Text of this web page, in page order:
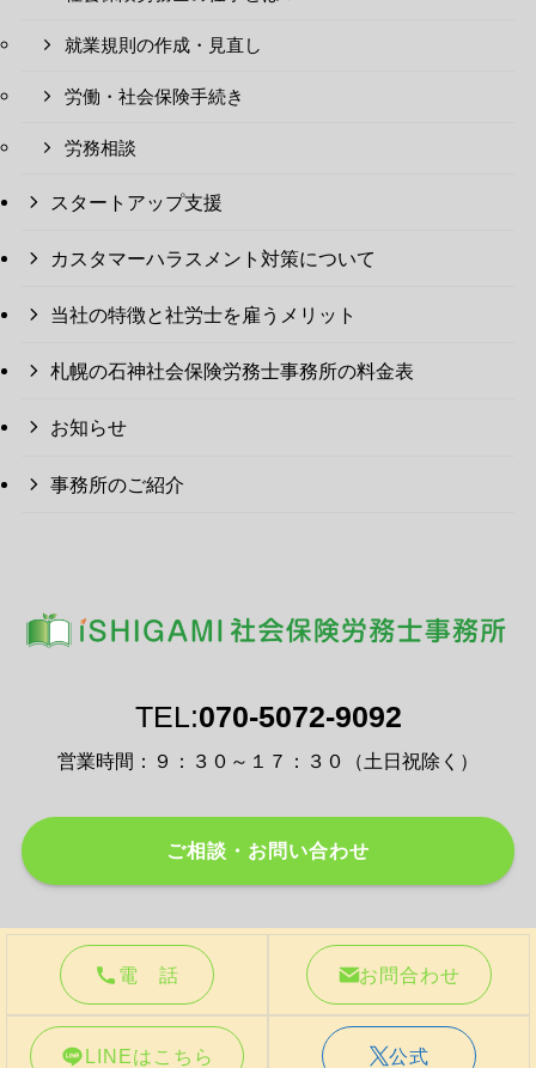
電 話 お問合わせ
LINEはこちら 公式
就業規則の作成・見直し
労働・社会保険手続き
労務相談
スタートアップ支援
カスタマーハラスメント対策について
当社の特徴と社労士を雇うメリット
札幌の石神社会保険労務士事務所の料金表
お知らせ
事務所のご紹介
TEL:070-5072-9092
営業時間：９：３０～１７：３０（土日祝除く）
ご相談・お問い合わせ
©石神社会保険労務士事務所.